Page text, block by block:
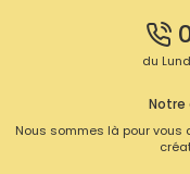
du
Notre
Nous sommes là pour